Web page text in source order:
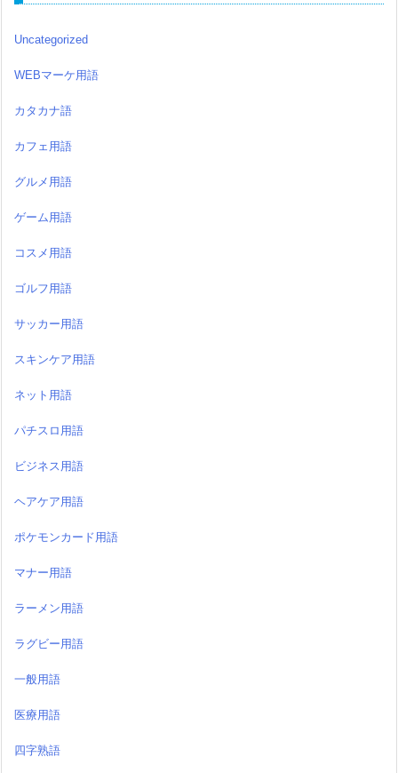
Uncategorized
WEBマーケ用語
カタカナ語
カフェ用語
グルメ用語
ゲーム用語
コスメ用語
ゴルフ用語
サッカー用語
スキンケア用語
ネット用語
パチスロ用語
ビジネス用語
ヘアケア用語
ポケモンカード用語
マナー用語
ラーメン用語
ラグビー用語
一般用語
医療用語
四字熟語